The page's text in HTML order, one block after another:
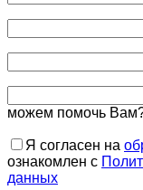
можем помочь
Я согласен на
ознакомлен с
данных